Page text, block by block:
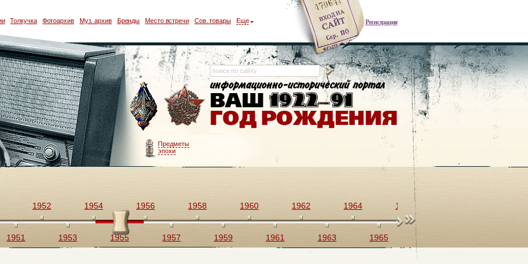
Регистрация
Толкучка Фотоархив Муз. архив Бренды Место встречи Сов. товары Еще
Предметы
эпохи
1951
1952
1953
1954
1955
1956
1957
1958
1959
1960
1961
1962
1963
1964
1965
1966